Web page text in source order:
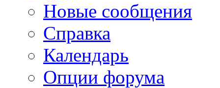
Новые сообщения
Справка
Календарь
Опции форума